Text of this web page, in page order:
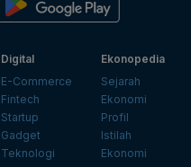
Digital
E-Commerce
Fintech
Startup
Gadget
Teknologi
Ekonopedia
Sejarah
Ekonomi
Profil
Istilah
Ekonomi